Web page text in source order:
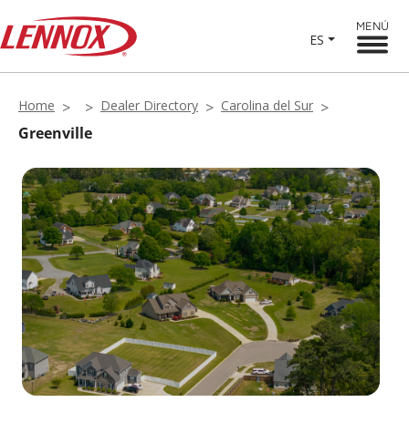
ES
MENÚ
Home Dealer Directory Carolina del Sur
Greenville